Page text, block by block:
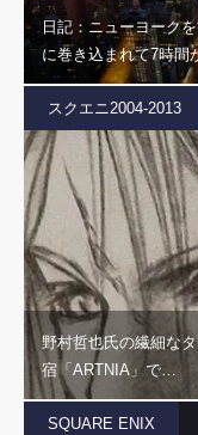
日記：ニューヨーク
に巻き込まれて7時間
スクエニ2004-2013
野村哲也氏の繊細な
宿「ARTNIA」で…
SQUARE ENIX